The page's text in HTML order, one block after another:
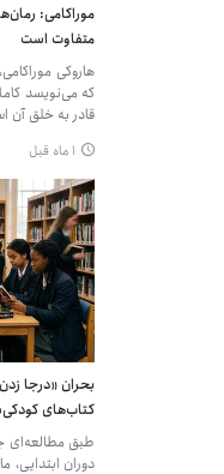
موراکامی:
متفاوت است
هاروکی
که می‌نویسد
قادر به خلق آن
۱ ماه قبل
بحران «درجا
کتاب‌های
طبق مطالعه‌ای
دوران